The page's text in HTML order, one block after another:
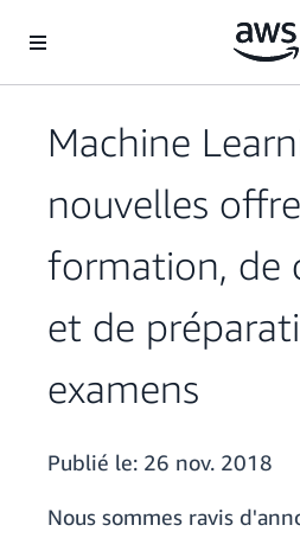
Machine
nouvelles
formation, de
et de
examens
Publié le: 26 nov. 2018
Nous sommes ravis